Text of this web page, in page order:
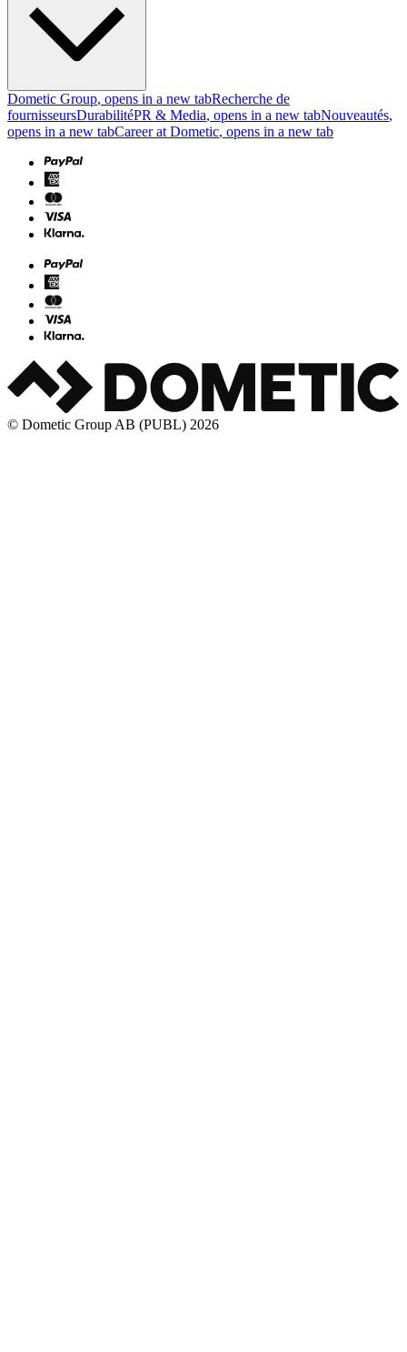
Dometic Group, opens in a new tabRecherche de
fournisseursDurabilitéPR & Media, opens in a new tabNouveautés,
opens in a new tabCareer at Dometic, opens in a new tab
© Dometic Group AB (PUBL) 2026